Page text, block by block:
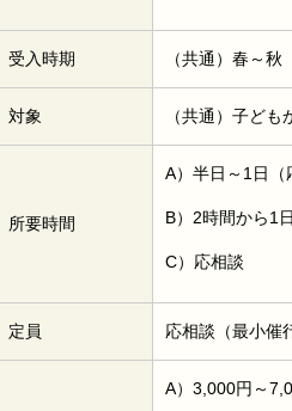
受入時期 （共通）春～秋
対象 （共通）子ども
所要時間
A）半日～1日（
B）2時間から1
C）応相談
定員 応相談（最小催
A）3,000円～